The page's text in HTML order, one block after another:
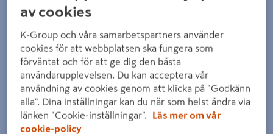
av cookies
K-Group och våra samarbetspartners använder
cookies för att webbplatsen ska fungera som
förväntat och för att ge dig den bästa
användarupplevelsen. Du kan acceptera vår
användning av cookies genom att klicka på "Godkänn
alla". Dina inställningar kan du när som helst ändra via
länken "Cookie-inställningar".
Läs mer om vår
cookie-policy